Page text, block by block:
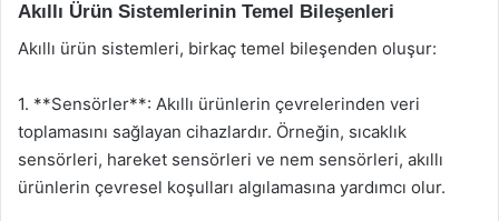
Akıllı Ürün Sistemlerinin Temel Bileşenleri
Akıllı ürün sistemleri, birkaç temel bileşenden oluşur:
1. **Sensörler**: Akıllı ürünlerin çevrelerinden veri
toplamasını sağlayan cihazlardır. Örneğin, sıcaklık
sensörleri, hareket sensörleri ve nem sensörleri, akıllı
ürünlerin çevresel koşulları algılamasına yardımcı olur.